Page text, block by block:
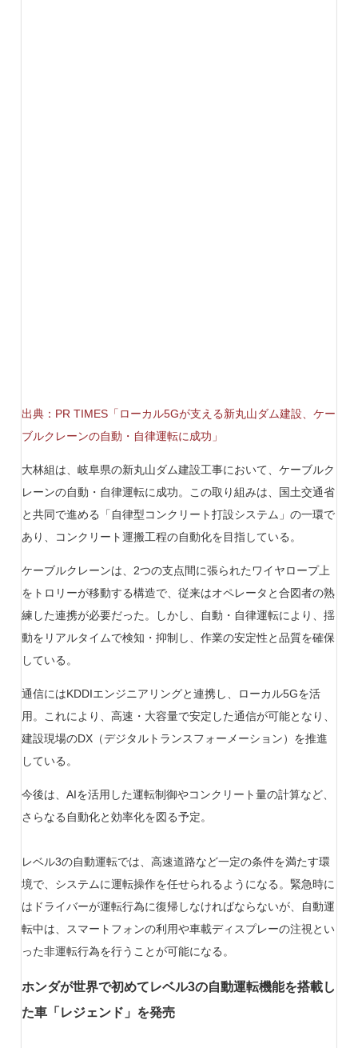
出典：PR TIMES「ローカル5Gが支える新丸山ダム建設、ケー
ブルクレーンの自動・自律運転に成功」
大林組は、岐阜県の新丸山ダム建設工事において、ケーブルク
レーンの自動・自律運転に成功。​この取り組みは、国土交通省
と共同で進める「自律型コンクリート打設システム」の一環で
あり、コンクリート運搬工程の自動化を目指している。
​ケーブルクレーンは、2つの支点間に張られたワイヤロープ上
をトロリーが移動する構造で、従来はオペレータと合図者の熟
練した連携が必要だった。​しかし、自動・自律運転により、揺
動をリアルタイムで検知・抑制し、作業の安定性と品質を確保
している。
​通信にはKDDIエンジニアリングと連携し、ローカル5Gを活
用。​これにより、高速・大容量で安定した通信が可能となり、
建設現場のDX（デジタルトランスフォーメーション）を推進
している。
​今後は、AIを活用した運転制御やコンクリート量の計算など、
さらなる自動化と効率化を図る予定。
レベル3の自動運転では、高速道路など一定の条件を満たす環
境で、システムに運転操作を任せられるようになる。緊急時に
はドライバーが運転行為に復帰しなければならないが、自動運
転中は、スマートフォンの利用や車載ディスプレーの注視とい
った非運転行為を行うことが可能になる。
ホンダが世界で初めてレベル3の自動運転機能を搭載し
た車「レジェンド」を発売